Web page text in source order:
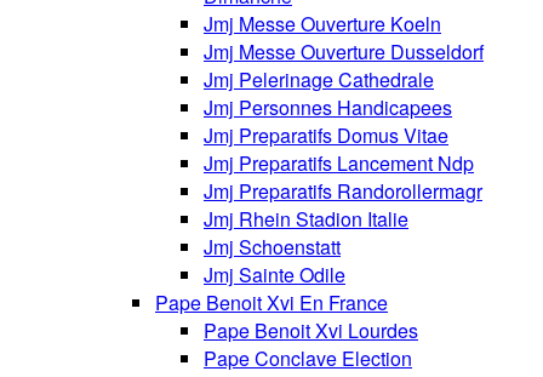
Jmj Messe Ouverture Koeln
Jmj Messe Ouverture Dusseldorf
Jmj Pelerinage Cathedrale
Jmj Personnes Handicapees
Jmj Preparatifs Domus Vitae
Jmj Preparatifs Lancement Ndp
Jmj Preparatifs Randorollermagr
Jmj Rhein Stadion Italie
Jmj Schoenstatt
Jmj Sainte Odile
Pape Benoit Xvi En France
Pape Benoit Xvi Lourdes
Pape Conclave Election